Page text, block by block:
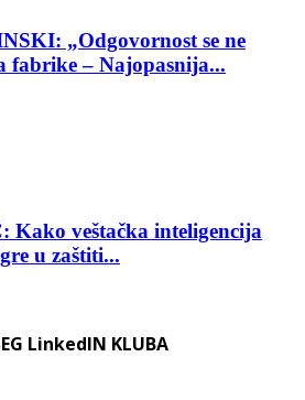
„Odgovornost se ne
fabrike – Najopasnija...
veštačka inteligencija
u zaštiti...
LinkedIN KLUBA